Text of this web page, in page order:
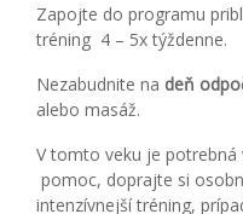
Zapojte do programu
tréning 4 – 5x týždenne.
Nezabudnite na deň
alebo masáž.
V tomto veku je
pomoc, doprajte si
intenzívnejší tréning,